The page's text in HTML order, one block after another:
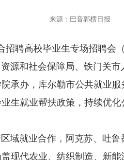
来源： 巴音郭楞日报
招聘高校毕业生专场招聘会
源和社会保障局、铁门关市
承办， 库尔勒市公共就业服
生就业帮扶政策， 持续优化
域就业合作， 阿克苏、 吐鲁
现代农业、 纺织制造、 新能